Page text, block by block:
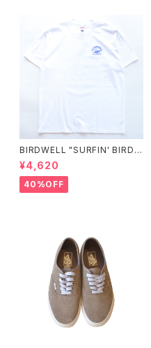
BIRDWELL "SURFIN' BIRDIE
T-SHIRT"
¥4,620
40%OFF